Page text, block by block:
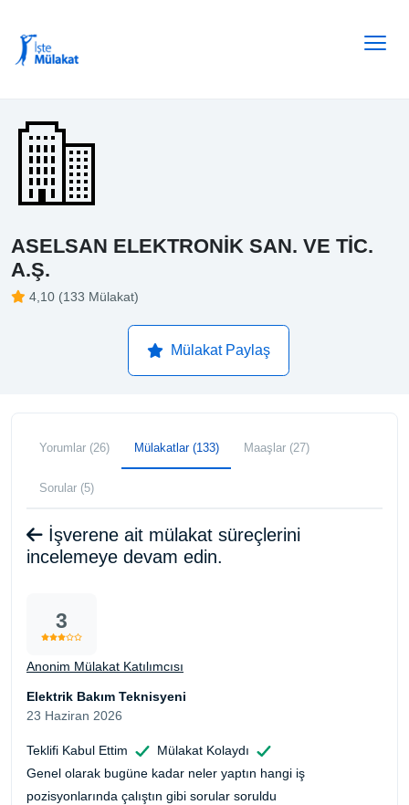
ASELSAN ELEKTRONİK SAN. VE TİC.
A.Ş.
4,10 (133 Mülakat)
Mülakat Paylaş
Yorumlar (26) Mülakatlar (133) Maaşlar (27)
Sorular (5)
İşverene ait mülakat süreçlerini
incelemeye devam edin.
3
Anonim Mülakat Katılımcısı
Elektrik Bakım Teknisyeni
23 Haziran 2026
Teklifi Kabul Ettim
Mülakat Kolaydı
Genel olarak bugüne kadar neler yaptın hangi iş
pozisyonlarında çalıştın gibi sorular soruldu